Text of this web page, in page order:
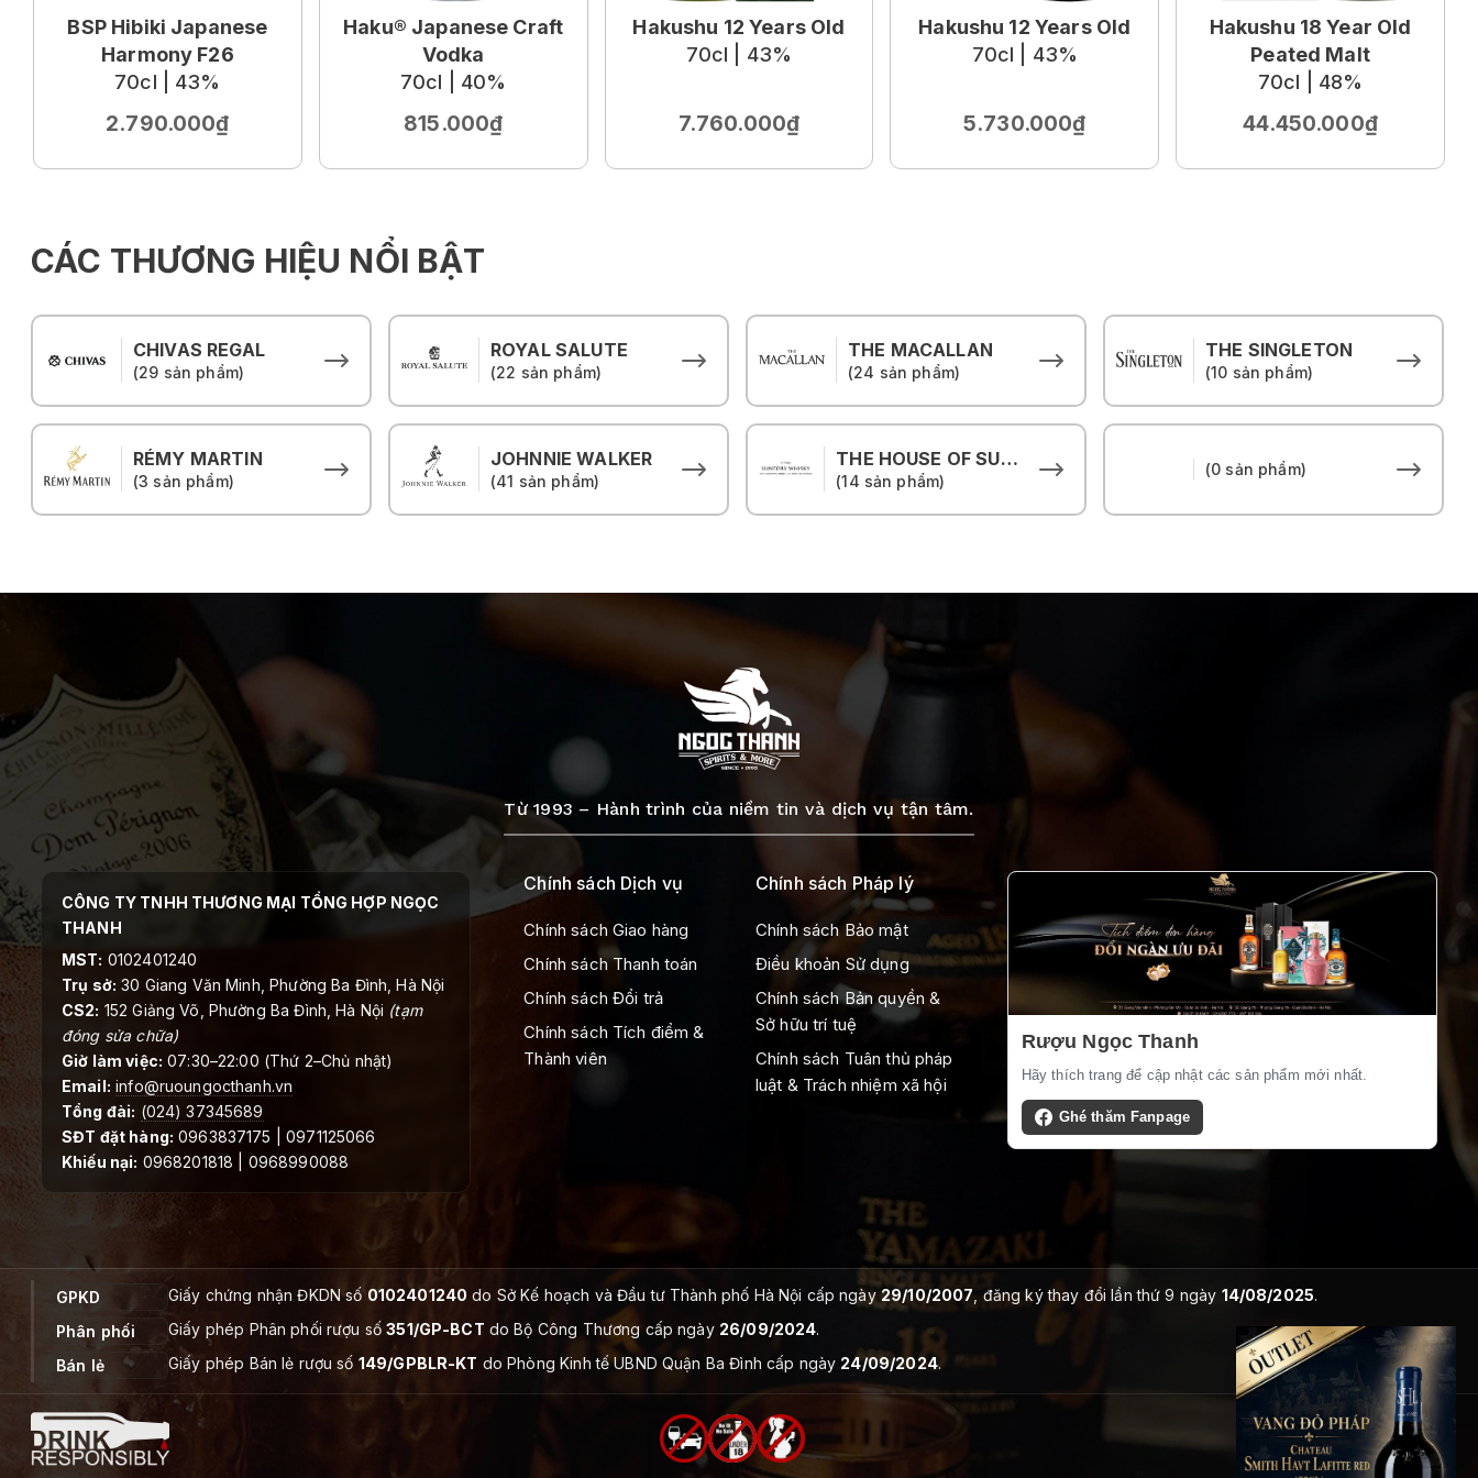
BSP Hibiki Japanese
Harmony F26
70cl | 43%
2.790.000₫
Haku® Japanese Craft
Vodka
70cl | 40%
815.000₫
Hakushu 12 Years Old
70cl | 43%
7.760.000₫
Hakushu 12 Years Old
70cl | 43%
5.730.000₫
Hakushu 18 Year Old
Peated Malt
70cl | 48%
44.450.000₫
CÁC THƯƠNG HIỆU NỔI BẬT
CHIVAS REGAL
(29 sản phẩm)
ROYAL SALUTE
(22 sản phẩm)
THE MACALLAN
(24 sản phẩm)
THE SINGLETON
(10 sản phẩm)
RÉMY MARTIN
(3 sản phẩm)
JOHNNIE WALKER
(41 sản phẩm)
THE HOUSE OF SUNTORY
(14 sản phẩm)
(0 sản phẩm)
Từ 1993 – Hành trình của niềm tin và dịch vụ tận tâm.
CÔNG TY TNHH THƯƠNG MẠI TỔNG HỢP NGỌC
THANH
MST: 0102401240
Trụ sở: 30 Giang Văn Minh, Phường Ba Đình, Hà Nội
CS2: 152 Giảng Võ, Phường Ba Đình, Hà Nội (tạm
đóng sửa chữa)
Giờ làm việc: 07:30–22:00 (Thứ 2–Chủ nhật)
Email: info@ruoungocthanh.vn
Tổng đài: (024) 37345689
SĐT đặt hàng: 0963837175 | 0971125066
Khiếu nại: 0968201818 | 0968990088
Chính sách Dịch vụ
Chính sách Giao hàng
Chính sách Thanh toán
Chính sách Đổi trả
Chính sách Tích điểm &
Thành viên
Chính sách Pháp lý
Chính sách Bảo mật
Điều khoản Sử dụng
Chính sách Bản quyền &
Sở hữu trí tuệ
Chính sách Tuân thủ pháp
luật & Trách nhiệm xã hội
Rượu Ngọc Thanh
Hãy thích trang để cập nhật các sản phẩm mới nhất.
Ghé thăm Fanpage
GPKD Giấy chứng nhận ĐKDN số 0102401240 do Sở Kế hoạch và Đầu tư Thành phố Hà Nội cấp ngày29/10/2007 , đăng ký thay đổi lần thứ 9 ngày 14/08/2025.
Phân phối
Giấy phép Phân phối rượu số351/GP-BCT do Bộ Công Thương cấp ngày 26/09/2024.
Bán lẻ
Giấy phép Bán lẻ rượu số 149/GPBLR-KT do Phòng Kinh tế UBND Quận Ba Đình cấp ngày 24/09/2024.